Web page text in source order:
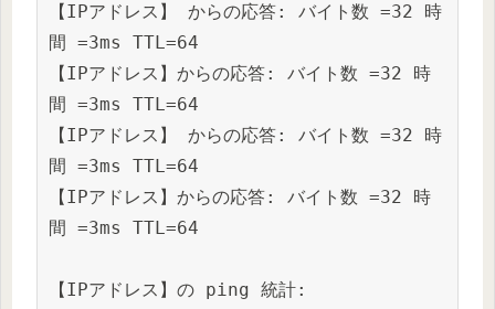
【IPアドレス】
からの応答: バイト数 =32 時
間 =3ms TTL=64
【IPアドレス】 からの応答: バイト数 =32 時
間 =3ms TTL=64
【IPアドレス】
からの応答: バイト数 =32 時
間 =3ms TTL=64
【IPアドレス】 からの応答: バイト数 =32 時
間 =3ms TTL=64
【IPアドレス】 の ping 統計: